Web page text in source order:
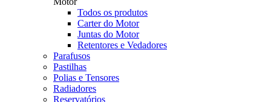
Todos os produtos
Carter do Motor
Juntas do Motor
Retentores e Vedadores
Parafusos
Pastilhas
Polias e Tensores
Radiadores
Reservatórios